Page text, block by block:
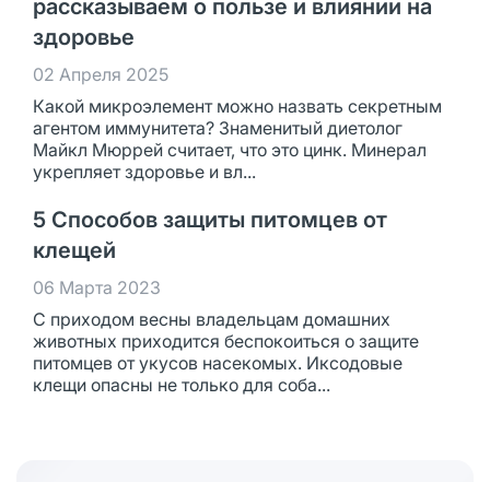
рассказываем о пользе и влиянии на
здоровье
02 Апреля 2025
Какой микроэлемент можно назвать секретным
агентом иммунитета? Знаменитый диетолог
Майкл Мюррей считает, что это цинк. Минерал
укрепляет здоровье и вл...
5 Способов защиты питомцев от
клещей
06 Марта 2023
С приходом весны владельцам домашних
животных приходится беспокоиться о защите
питомцев от укусов насекомых. Иксодовые
клещи опасны не только для соба...